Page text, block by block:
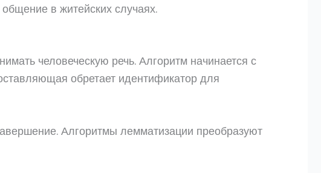
в житейских случаях.
человеческую речь. Алгоритм начинается с
обретает идентификатор для
Алгоритмы лемматизации преобразуют